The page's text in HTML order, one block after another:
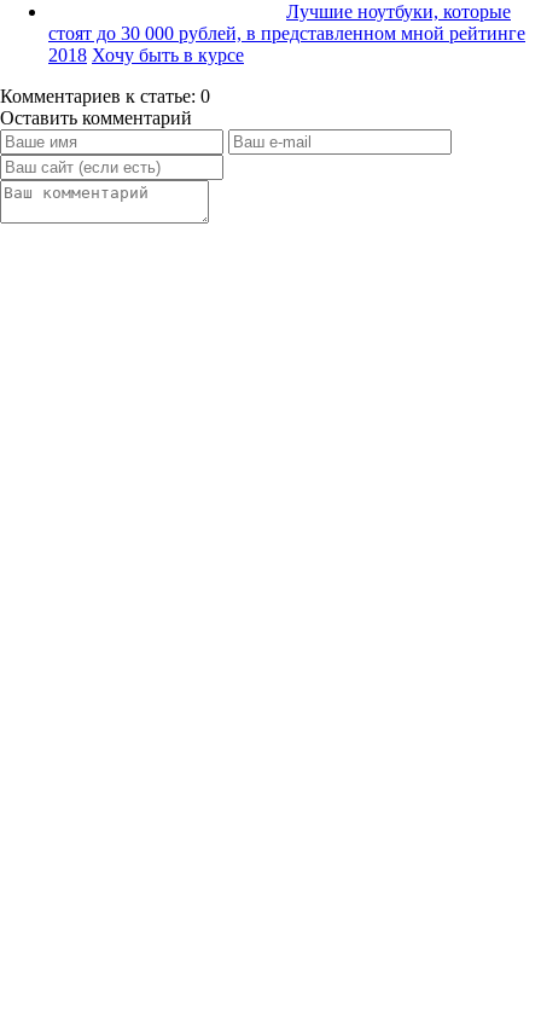
Лучшие ноутбуки, которые
стоят до 30 000 рублей, в представленном мной рейтинге
2018 Хочу быть в курсе
Комментариев к статье: 0
Оставить комментарий